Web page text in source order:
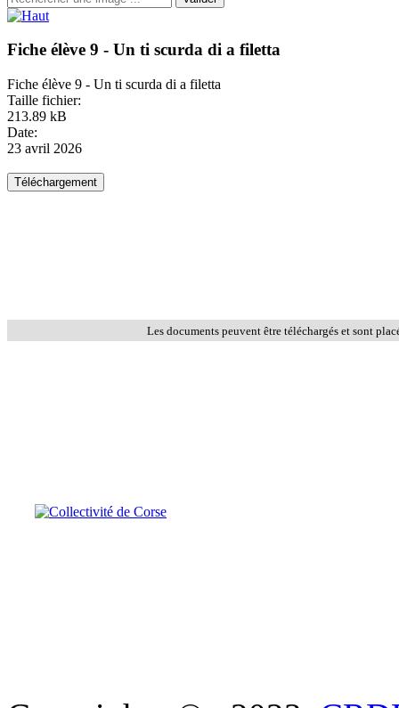
Fiche élève 9 - Un ti scurda di a filetta
Fiche élève 9 - Un ti scurda di a filetta
Taille fichier:
213.89 kB
Date:
23 avril 2026
Les documents peuvent être téléchargés et sont